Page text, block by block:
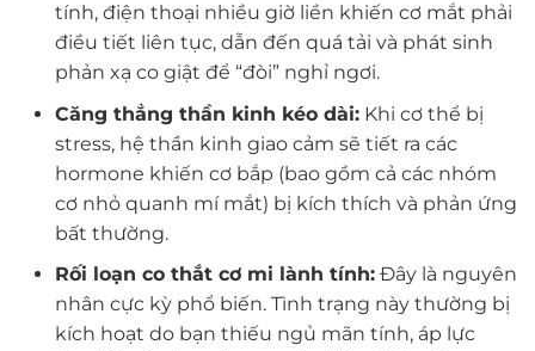
tính, điện thoại nhiều giờ liền khiến cơ mắt phải
điều tiết liên tục, dẫn đến quá tải và phát sinh
phản xạ co giật để “đòi” nghỉ ngơi.
Căng thẳng thần kinh kéo dài:Khi cơ thể bị
stress, hệ thần kinh giao cảm sẽ tiết ra các
hormone khiến cơ bắp (bao gồm cả các nhóm
cơ nhỏ quanh mí mắt) bị kích thích và phản ứng
bất thường.
Rối loạn co thắt cơ mi lành tính:Đây là nguyên
nhân cực kỳ phổ biến. Tình trạng này thường bị
kích hoạt do bạn thiếu ngủ mãn tính, áp lực